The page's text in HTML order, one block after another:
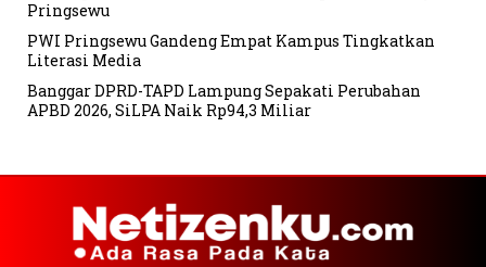
Pringsewu
PWI Pringsewu Gandeng Empat Kampus Tingkatkan
Literasi Media
Banggar DPRD-TAPD Lampung Sepakati Perubahan
APBD 2026, SiLPA Naik Rp94,3 Miliar